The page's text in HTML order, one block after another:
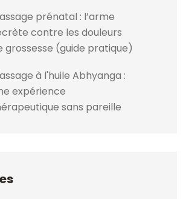
prénatal : l’arme
contre les douleurs
grossesse (guide pratique)
à l'huile Abhyanga :
expérience
sans pareille